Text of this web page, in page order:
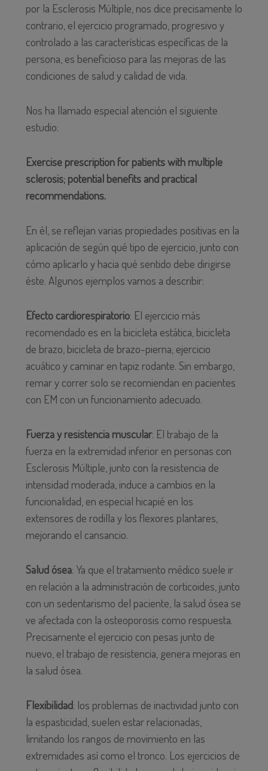
por la Esclerosis Múltiple, nos dice precisamente lo
contrario, el ejercicio programado, progresivo y
controlado a las características específicas de la
persona, es beneficioso para las mejoras de las
condiciones de salud y calidad de vida.
Nos ha llamado especial atención el siguiente
estudio:
Exercise prescription for patients with multiple
sclerosis; potential benefits and practical
recommendations.
En él, se reflejan varias propiedades positivas en la
aplicación de según qué tipo de ejercicio, junto con
cómo aplicarlo y hacia qué sentido debe dirigirse
éste. Algunos ejemplos vamos a describir:
Efecto cardiorespiratorio: El ejercicio más
recomendado es en la bicicleta estática, bicicleta
de brazo, bicicleta de brazo-pierna, ejercicio
acuático y caminar en tapiz rodante. Sin embargo,
remar y correr solo se recomiendan en pacientes
con EM con un funcionamiento adecuado.
Fuerza y resistencia muscular: El trabajo de la
fuerza en la extremidad inferior en personas con
Esclerosis Múltiple, junto con la resistencia de
intensidad moderada, induce a cambios en la
funcionalidad, en especial hicapié en los
extensores de rodilla y los flexores plantares,
mejorando el cansancio.
Salud ósea: Ya que el tratamiento médico suele ir
en relación a la administración de corticoides, junto
con un sedentarismo del paciente, la salud ósea se
ve afectada con la osteoporosis como respuesta.
Precisamente el ejercicio con pesas junto de
nuevo, el trabajo de resistencia, genera mejoras en
la salud ósea.
Flexibilidad: los problemas de inactividad junto con
la espasticidad, suelen estar relacionadas,
limitando los rangos de movimiento en las
extremidades así como el tronco. Los ejercicios de